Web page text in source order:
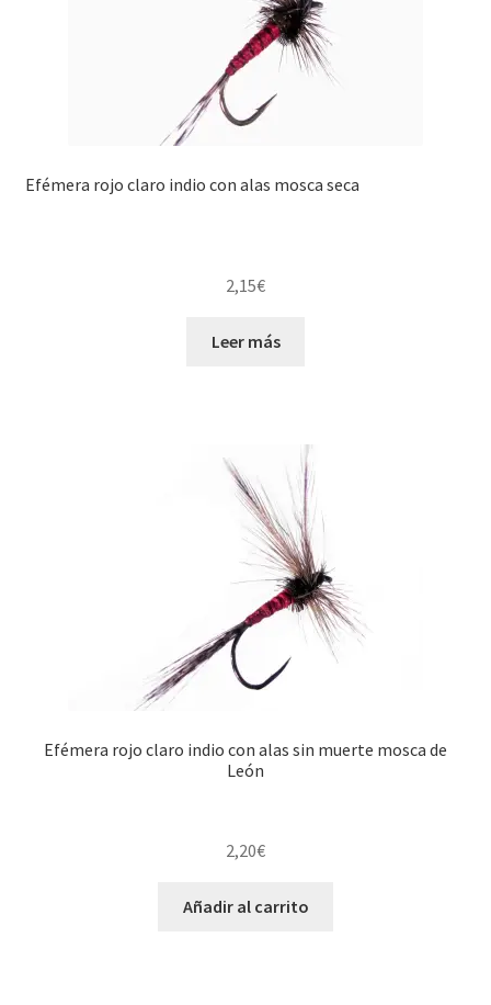
Efémera rojo claro indio con alas mosca seca
2,15€
Leer más
Efémera rojo claro indio con alas sin muerte mosca de
León
2,20€
Añadir al carrito